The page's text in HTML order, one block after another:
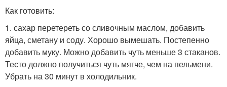
Как готовить:
1. сахар перетереть со сливочным маслом, добавить
яйца, сметану и соду. Хорошо вымешать. Постепенно
добавить муку. Можно добавить чуть меньше 3 стаканов.
Тесто должно получиться чуть мягче, чем на пельмени.
Убрать на 30 минут в холодильник.